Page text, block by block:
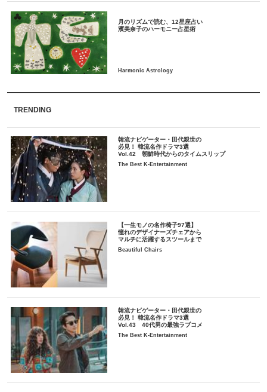
月のリズムで読む、12星座占い
TRENDING
韓流ナビゲーター・田代親世の
必見！ 韓流名作ドラマ3選
Vol.42 朝鮮時代からのタイムスリップ
The Best K-Entertainment
【一生モノの名作椅子97選】
憧れのデザイナーズチェアから
マルチに活躍するスツールまで
Beautiful Chairs
韓流ナビゲーター・田代親世の
必見！ 韓流名作ドラマ3選
Vol.43 40代男の最強ラブコメ
The Best K-Entertainment